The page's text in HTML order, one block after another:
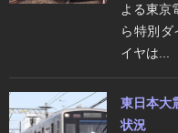
よる東京
ら特別
イヤは...
東日本大
状況